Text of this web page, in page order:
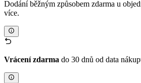
Dodání běžným způsobem zdarma u
více.
Vrácení zdarma do 30 dnů od data